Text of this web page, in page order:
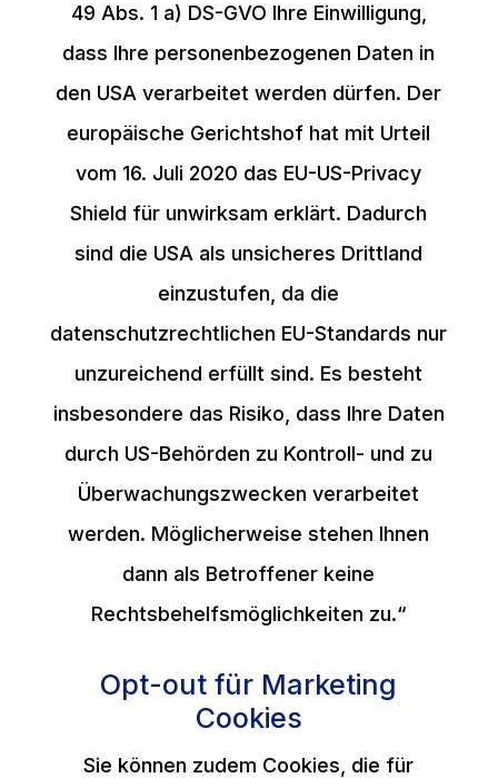
49 Abs. 1 a) DS-GVO Ihre Einwilligung,
dass Ihre personenbezogenen Daten in
den USA verarbeitet werden dürfen. Der
europäische Gerichtshof hat mit Urteil
vom 16. Juli 2020 das EU-US-Privacy
Shield für unwirksam erklärt. Dadurch
sind die USA als unsicheres Drittland
einzustufen, da die
datenschutzrechtlichen EU-Standards nur
unzureichend erfüllt sind. Es besteht
insbesondere das Risiko, dass Ihre Daten
durch US-Behörden zu Kontroll- und zu
Überwachungszwecken verarbeitet
werden. Möglicherweise stehen Ihnen
dann als Betroffener keine
Rechtsbehelfsmöglichkeiten zu.“
Opt-out für Marketing
Cookies
Sie können zudem Cookies, die für